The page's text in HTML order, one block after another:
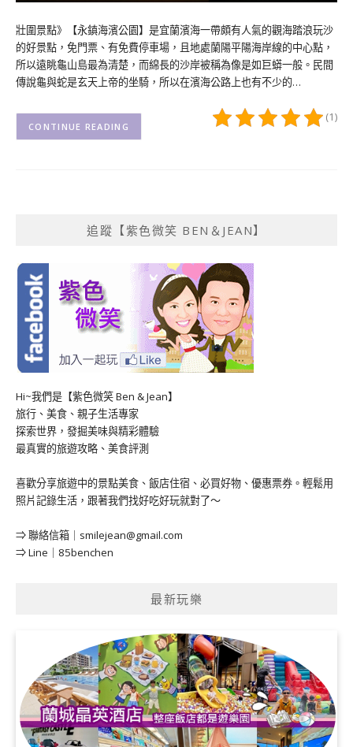
壯圍景點》【永鎮海濱公園】是宜蘭濱海一帶頗有人氣的觀海踏浪玩沙
的好景點，免門票、有免費停車場，且地處蘭陽平陽海岸線的中心點，
所以遠眺龜山島最為清楚，而綿長的沙岸被稱為像是如巨蟒一般。民間
傳說龜與蛇是玄天上帝的坐騎，所以在濱海公路上也有不少的…
(1)
CONTINUE READING
追蹤【紫色微笑 BEN＆JEAN】
Hi~我們是【紫色微笑 Ben & Jean】
旅行、美食、親子生活專家
探索世界，發掘美味與精彩體驗
最真實的旅遊攻略、美食評測
喜歡分享旅遊中的景點美食、飯店住宿、必買好物、優惠票券。輕鬆用
照片記錄生活，跟著我們找好吃好玩就對了～
⇒ 聯絡信箱｜ smilejean@gmail.com
⇒ Line｜85benchen
最新玩樂